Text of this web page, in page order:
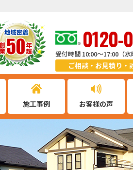
0120-
受付時間 10:00～17:00（水
ご相談・お見積り・
施工事例 お客様の声